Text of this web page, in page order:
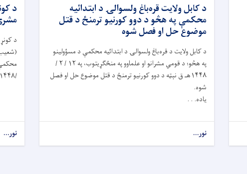
د کابل ولايت قره‌باغ ولسوالۍ د ابتدائیه
محکمې په هڅو د دوو کورنیو ترمنځ د قتل
موضوع حل او فصل شوه
د کابل ولایت د قره‌باغ ولسوالۍ د ابتدائیه محکمې د مسؤولینو
په هڅو؛ د قومي مشرانو او علماوو په منځګړیتوب، په ۱۲ / ۲ /
۱۴۴۸هـ ق نېټه د دوو کورنیو ترمنځ د قتل موضوع حل او فصل
شوه.
یاده. . .
نور...
د
د
/۱۴۴۸هـ ق. . .
نور...